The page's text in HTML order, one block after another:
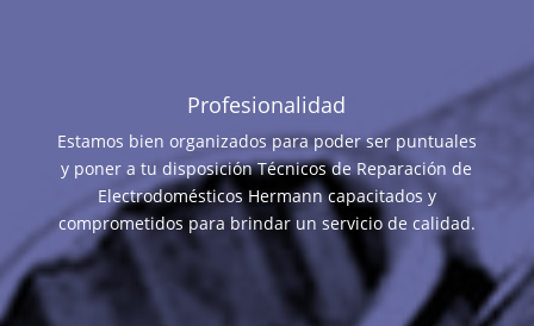
Profesionalidad
Estamos bien organizados para poder ser puntuales
y poner a tu disposición Técnicos de Reparación de
Electrodomésticos Hermann capacitados y
comprometidos para brindar un servicio de calidad.